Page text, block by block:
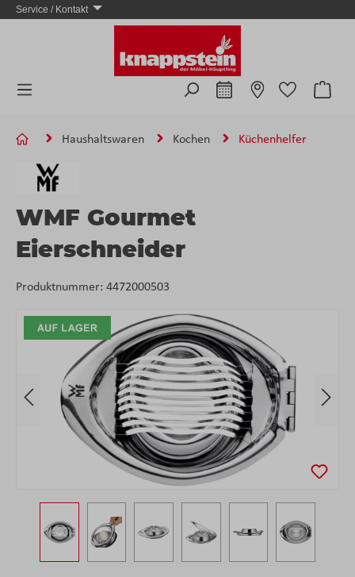
Zum Hauptinhalt springen
Service / Kontakt
Haushaltswaren Kochen Küchenhelfer
Bildergalerie überspringen
WMF Gourmet
Eierschneider
Produktnummer: 4472000503